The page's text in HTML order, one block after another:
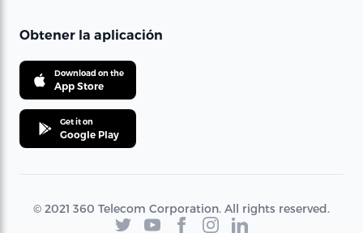
Obtener la aplicación
Download on the
App Store
Get it on
Google Play
© 2021 360 Telecom Corporation. All rights reserved.